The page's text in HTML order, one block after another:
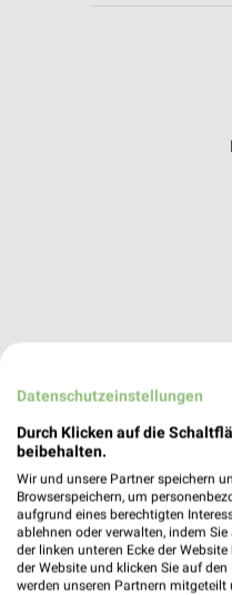
Datenschutzeinstellungen
Durch Klicken auf die
beibehalten.
Wir und unsere Partner speichern
Browserspeichern, um
aufgrund eines berechtigten
ablehnen oder verwalten, indem
der linken unteren Ecke der
der Website und klicken Sie auf
werden unseren Partnern